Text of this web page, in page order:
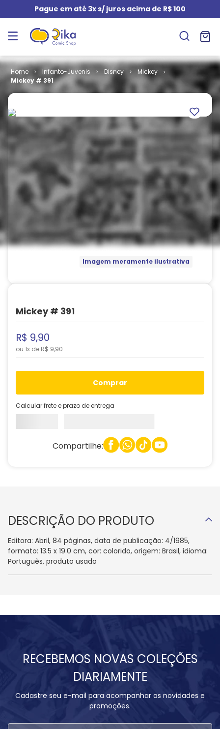
Pague em até 3x s/ juros acima de R$ 100
Infanto-Juvenis Disney
Mickey
Mickey # 391
Imagem meramente ilustrativa
Mickey # 391
R$ 9,90
ou 1x de R$ 9,90
comprar
Calcular frete e prazo de entrega
Compartilhe:
DESCRIÇÃO DO PRODUTO
Editora: Abril, 84 páginas, data de publicação: 4/1985,
formato: 13.5 x 19.0 cm, cor: colorido, origem: Brasil, idioma:
Português, produto usado
RECEBEMOS NOVAS COLEÇÕES
DIARIAMENTE
Cadastre seu e-mail para acompanhar as novidades e
promoções.